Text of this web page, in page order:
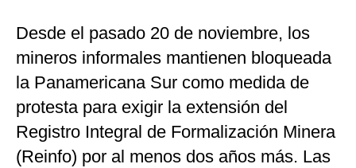
Desde el pasado 20 de noviembre, los
mineros informales mantienen bloqueada
la Panamericana Sur como medida de
protesta para exigir la extensión del
Registro Integral de Formalización Minera
(Reinfo) por al menos dos años más. Las